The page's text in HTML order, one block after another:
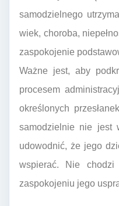
samodzielnego
wiek, choroba,
zaspokojenie
Ważne jest, aby
procesem
określonych
samodzielnie nie jest
udowodnić, że jego
wspierać. Nie
zaspokojeniu jego